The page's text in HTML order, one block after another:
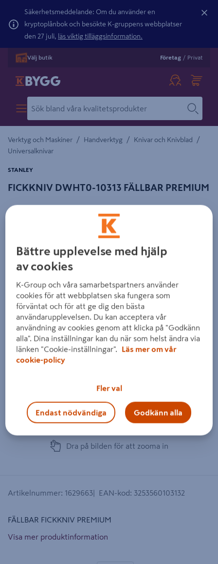
Säkerhetsmeddelande: Om du använder en
kryptoplånbok och besökte K-gruppens webbplatser
den 27 juli, läs viktig tilläggsinformation.
Välj butik Företag / Privat
Verktyg och Maskiner / Handverktyg / Knivar och Knivblad /
Universalknivar
FICKKNIV DWHT0-10313 FÄLLBAR PREMIUM
STANLEY
Detaljerad beskrivning finns i produktbeskrivningsområdet
Föregående
Dra på bilden för att zooma in
Artikelnummer: 1629663 EAN-kod: 3253560103132
Visa mer produktinformation
Bättre upplevelse med hjälp
av cookies
K-Group och våra samarbetspartners använder
cookies för att webbplatsen ska fungera som
förväntat och för att ge dig den bästa
användarupplevelsen. Du kan acceptera vår
användning av cookies genom att klicka på "Godkänn
alla". Dina inställningar kan du när som helst ändra via
länken "Cookie-inställningar".
Läs mer om vår
cookie-policy
Fler val
Endast nödvändiga Godkänn alla